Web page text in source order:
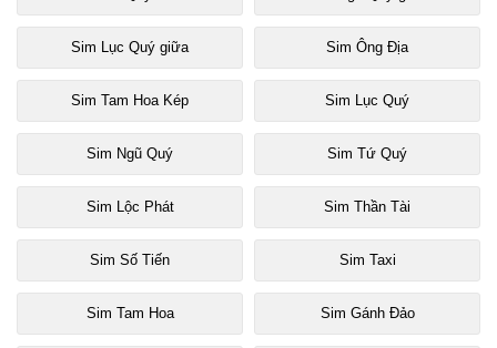
Sim Lục Quý giữa Sim Ông Địa
Sim Tam Hoa Kép Sim Lục Quý
Sim Ngũ Quý Sim Tứ Quý
Sim Lộc Phát Sim Thần Tài
Sim Số Tiến Sim Taxi
Sim Tam Hoa Sim Gánh Đảo